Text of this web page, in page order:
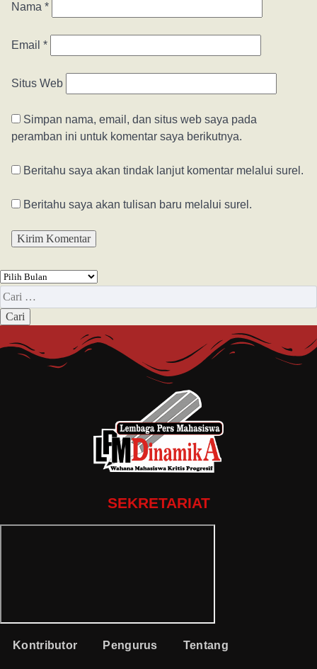
Nama *
Email *
Situs Web
Simpan nama, email, dan situs web saya pada
peramban ini untuk komentar saya berikutnya.
Beritahu saya akan tindak lanjut komentar melalui surel.
Beritahu saya akan tulisan baru melalui surel.
SEKRETARIAT
Kontributor Pengurus Tentang